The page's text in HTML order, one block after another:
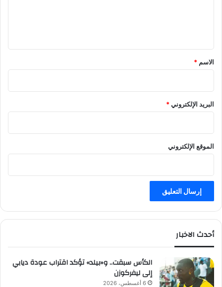
*
الاسم *
البريد الإلكتروني*
الموقع الإلكتروني
أحدث الاخبار
الكأس سبقت.. و«بيلد» تؤكد اقتراب عودة ديابي
إلى ليفركوزن
6 أغسطس، 2026